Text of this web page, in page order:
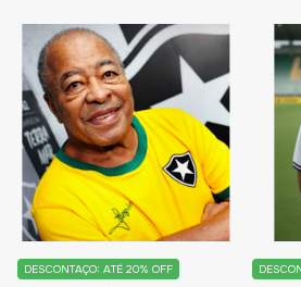
DESCONTAÇO: ATÉ 20% OFF